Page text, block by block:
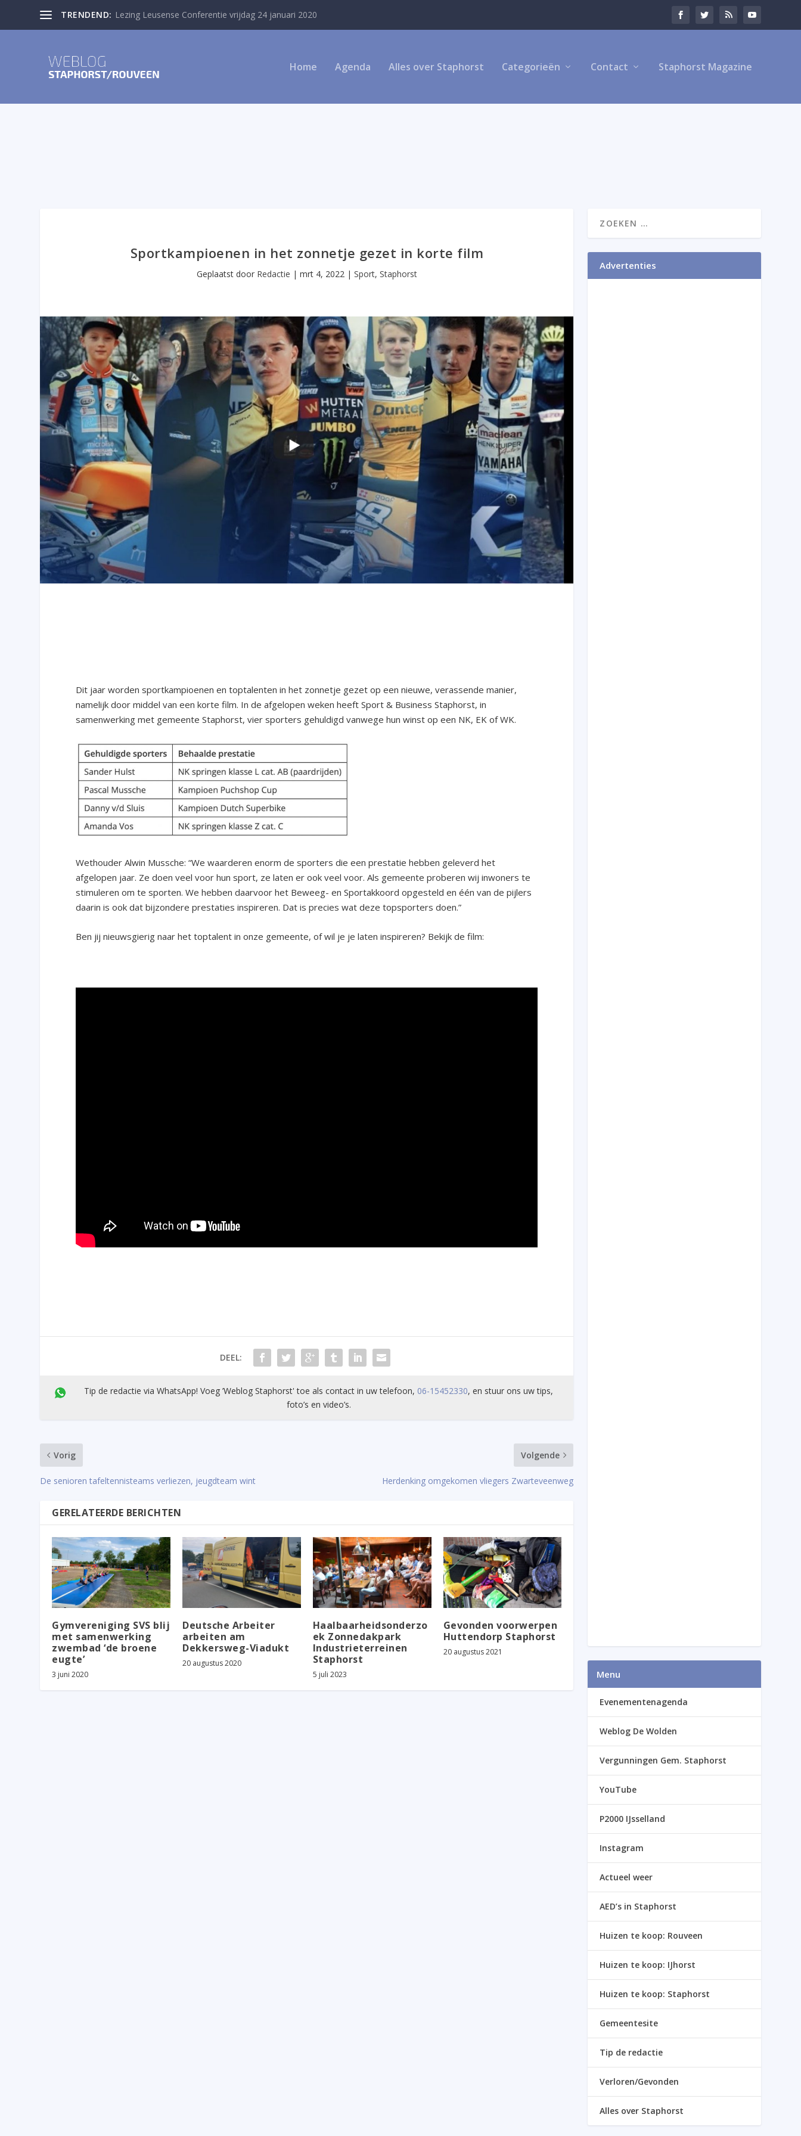
TRENDEND: Lezing Leusense Conferentie vrijdag 24 januari 2020
Home Agenda Alles over Staphorst Categorieën Contact Staphorst Magazine
Sportkampioenen in het zonnetje gezet in korte film
Geplaatst door Redactie | mrt 4, 2022| Sport, Staphorst
Dit jaar worden sportkampioenen en toptalenten in het zonnetje gezet op een nieuwe, verassende manier,
namelijk door middel van een korte film. In de afgelopen weken heeft Sport & Business Staphorst, in
samenwerking met gemeente Staphorst, vier sporters gehuldigd vanwege hun winst op een NK, EK of WK.
Wethouder Alwin Mussche: “We waarderen enorm de sporters die een prestatie hebben geleverd het
afgelopen jaar. Ze doen veel voor hun sport, ze laten er ook veel voor. Als gemeente proberen wij inwoners te
stimuleren om te sporten. We hebben daarvoor het Beweeg- en Sportakkoord opgesteld en één van de pijlers
daarin is ook dat bijzondere prestaties inspireren. Dat is precies wat deze topsporters doen.”
Ben jij nieuwsgierig naar het toptalent in onze gemeente, of wil je je laten inspireren? Bekijk de film:
DEEL:
Tip de redactie via WhatsApp! Voeg ’Weblog Staphorst' toe als contact in uw telefoon, 06-15452330, en stuur ons uw tips,
foto’s en video’s.
Vorig
De senioren tafeltennisteams verliezen, jeugdteam wint
Volgende
Herdenking omgekomen vliegers Zwarteveenweg
GERELATEERDE BERICHTEN
Gymvereniging SVS blij
met samenwerking
zwembad ‘de broene
eugte’
3 juni 2020
Deutsche Arbeiter
arbeiten am
Dekkersweg-Viadukt
20 augustus 2020
Haalbaarheidsonderzo
ek Zonnedakpark
Industrieterreinen
Staphorst
5 juli 2023
Gevonden voorwerpen
Huttendorp Staphorst
20 augustus 2021
Advertenties
Menu
Evenementenagenda
Weblog De Wolden
Vergunningen Gem. Staphorst
YouTube
P2000 IJsselland
Instagram
Actueel weer
AED’s in Staphorst
Huizen te koop: Rouveen
Huizen te koop: IJhorst
Huizen te koop: Staphorst
Gemeentesite
Tip de redactie
Verloren/Gevonden
Alles over Staphorst